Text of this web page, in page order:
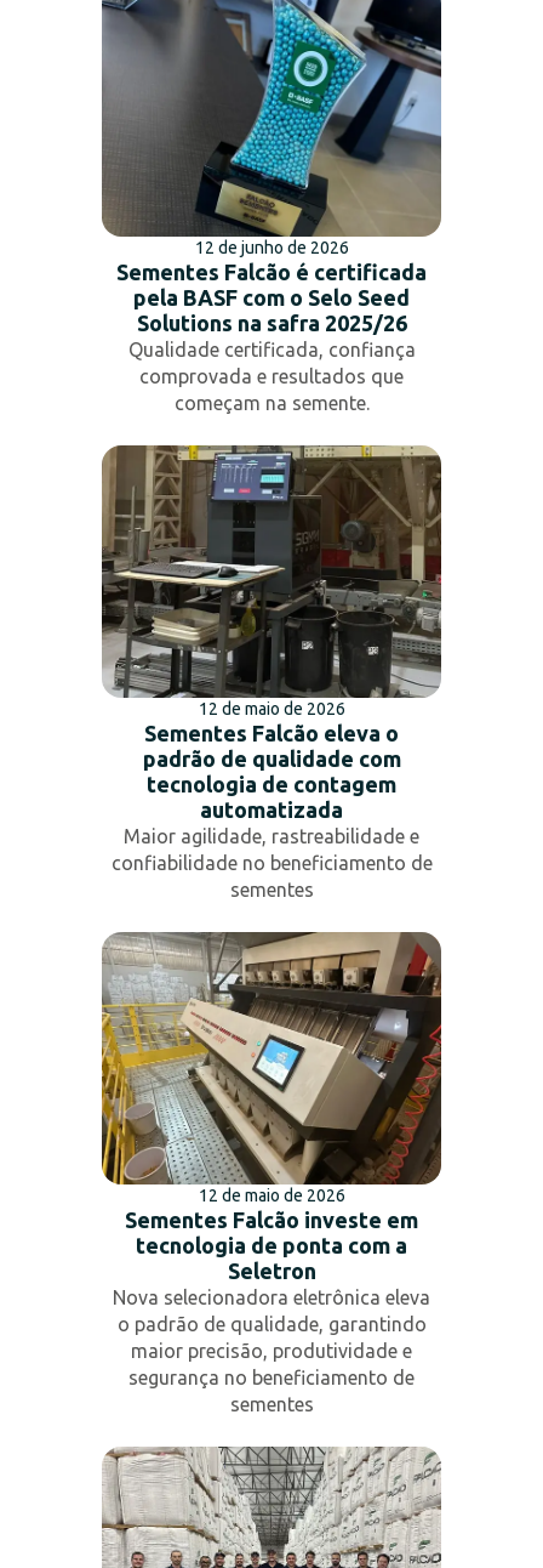
12 de junho de 2026
Sementes Falcão é certificada
pela BASF com o Selo Seed
Solutions na safra 2025/26
Qualidade certificada, confiança
comprovada e resultados que
começam na semente.
12 de maio de 2026
Sementes Falcão eleva o
padrão de qualidade com
tecnologia de contagem
automatizada
Maior agilidade, rastreabilidade e
confiabilidade no beneficiamento de
sementes
12 de maio de 2026
Sementes Falcão investe em
tecnologia de ponta com a
Seletron
Nova selecionadora eletrônica eleva
o padrão de qualidade, garantindo
maior precisão, produtividade e
segurança no beneficiamento de
sementes